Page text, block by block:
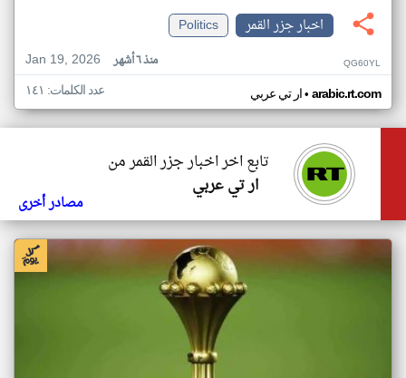
اخبار جزر القمر
Politics
Jan 19, 2026
منذ ٦ أشهر QG60YL
ار تي عربي• arabic.rt.com عدد الكلمات: ١٤١
تابع اخر اخبار جزر القمر من
ار تي عربي
مصادر أخرى